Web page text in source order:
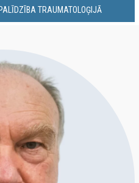
TRAUMATOLOĢIJĀ